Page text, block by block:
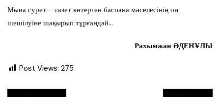
Мына сурет – газет көтерген баспана мәселесінің оң
шешілуіне шақырып тұрғандай…
Рахымжан ӘДЕНҰЛЫ
Post Views: 275